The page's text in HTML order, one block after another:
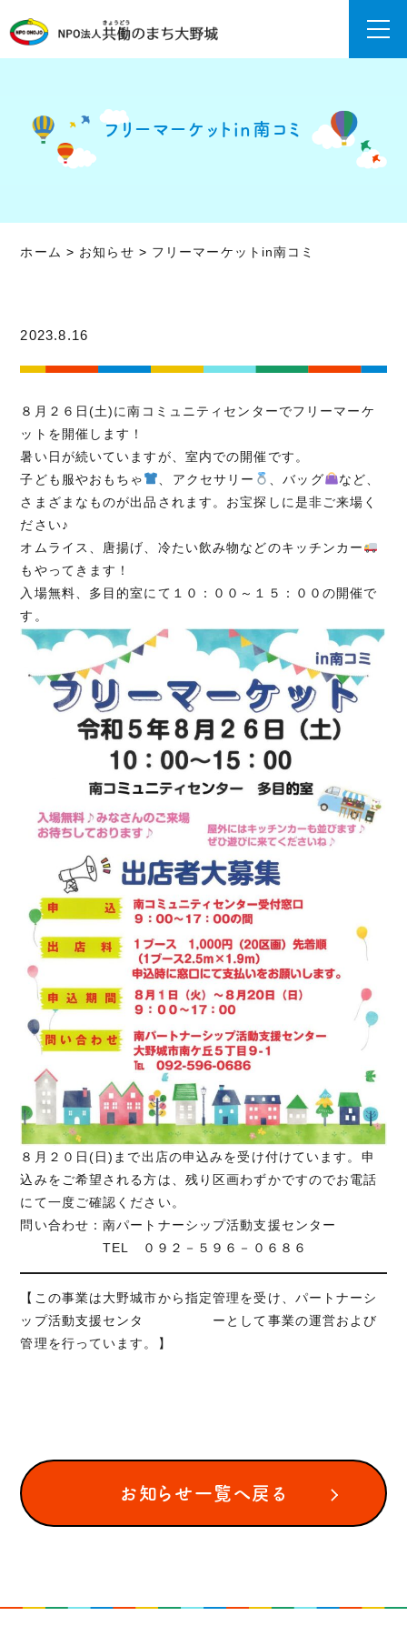
フリーマーケットin南コミ
ホーム > お知らせ > フリーマーケットin南コミ
2023.8.16
８月２６日(土)に南コミュニティセンターでフリーマーケ
ットを開催します！
暑い日が続いていますが、室内での開催です。
子ども服やおもちゃ
、アクセサリー 、バッグ
など、
さまざまなものが出品されます。お宝探しに是非ご来場く
ださい♪
オムライス、唐揚げ、冷たい飲み物などのキッチンカー
もやってきます！
入場無料、多目的室にて１０：００～１５：００の開催で
す。
８月２０日(日)まで出店の申込みを受け付けています。申
込みをご希望される方は、残り区画わずかですのでお電話
にて一度ご確認ください。
問い合わせ：南パートナーシップ活動支援センター
TEL ０９２－５９６－０６８６
【この事業は大野城市から指定管理を受け、パートナーシ
ップ活動支援センタ ーとして事業の運営および
管理を行っています。】
お知らせ一覧へ戻る